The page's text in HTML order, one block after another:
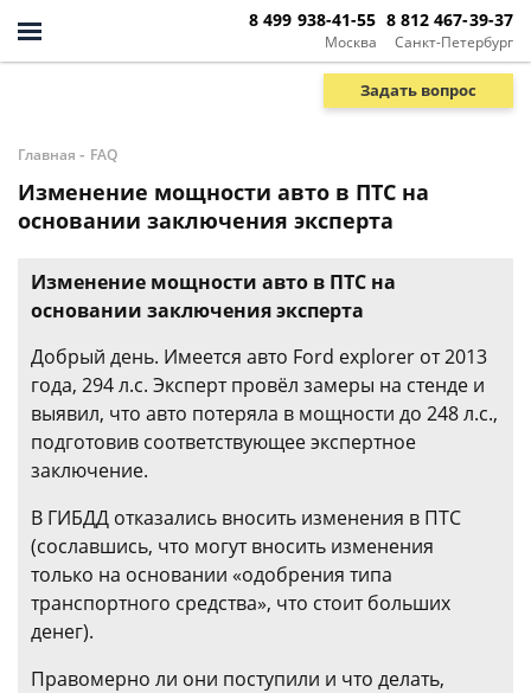
Москва
8 499 938-41-55
Санкт-Петербург
8 812 467-39-37
Задать вопрос
Главная - FAQ
Изменение мощности авто в ПТС на
основании заключения эксперта
Изменение мощности авто в ПТС на
основании заключения эксперта
Добрый день. Имеется авто Ford explorer от 2013
года, 294 л.с. Эксперт провёл замеры на стенде и
выявил, что авто потеряла в мощности до 248 л.с.,
подготовив соответствующее экспертное
заключение.
В ГИБДД отказались вносить изменения в ПТС
(сославшись, что могут вносить изменения
только на основании «одобрения типа
транспортного средства», что стоит больших
денег).
Правомерно ли они поступили и что делать,